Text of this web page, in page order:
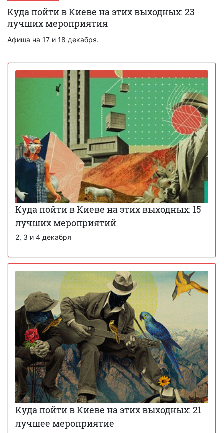
Куда пойти в Киеве на этих выходных: 23
лучших мероприятия
Афиша на 17 и 18 декабря.
Куда пойти в Киеве на этих выходных: 15
лучших мероприятий
2, 3 и 4 декабря
Куда пойти в Киеве на этих выходных: 21
лучшее мероприятие